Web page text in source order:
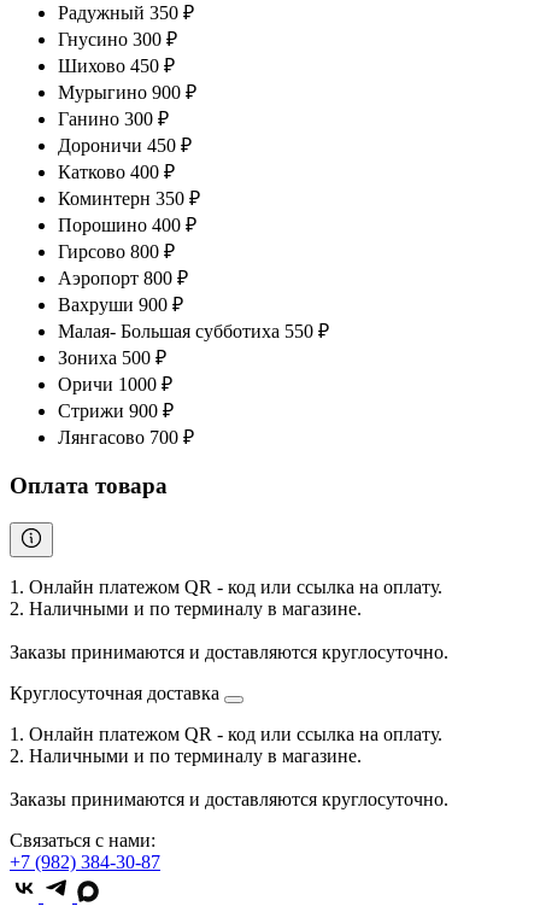
Радужный 350 ₽
Гнусино 300 ₽
Шихово 450 ₽
Мурыгино 900 ₽
Ганино 300 ₽
Дороничи 450 ₽
Катково 400 ₽
Коминтерн 350 ₽
Порошино 400 ₽
Гирсово 800 ₽
Аэропорт 800 ₽
Вахруши 900 ₽
Малая- Большая субботиха 550 ₽
Зониха 500 ₽
Оричи 1000 ₽
Стрижи 900 ₽
Лянгасово 700 ₽
Оплата товара
1. Онлайн платежом QR - код или ссылка на оплату.
2. Наличными и по терминалу в магазине.
Заказы принимаются и доставляются круглосуточно.
Круглосуточная доставка
1. Онлайн платежом QR - код или ссылка на оплату.
2. Наличными и по терминалу в магазине.
Заказы принимаются и доставляются круглосуточно.
Связаться с нами:
+7 (982) 384-30-87